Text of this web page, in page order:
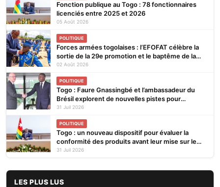
Fonction publique au Togo : 78 fonctionnaires
licenciés entre 2025 et 2026
05 Août 2026
POLITIQUE
Forces armées togolaises : l’EFOFAT célèbre la
sortie de la 29e promotion et le baptême de la
30e
02 Août 2026
POLITIQUE
Togo : Faure Gnassingbé et l’ambassadeur du
Brésil explorent de nouvelles pistes pour
renforcer la coopération bilatérale
31 Juil 2026
POLITIQUE
Togo : un nouveau dispositif pour évaluer la
conformité des produits avant leur mise sur le
marché
31 Juil 2026
LES PLUS LUS